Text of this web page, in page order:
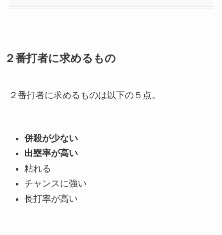
２番打者に求めるもの
２番打者に求めるものは以下の５点。
併殺が少ない
出塁率が高い
粘れる
チャンスに強い
長打率が高い